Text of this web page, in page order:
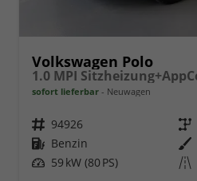
Volkswagen Polo
sofort lieferbar Neuwagen
Fahrzeugnr. 94926 Getriebe
Kraftstoff Benzin Außenfarbe
Leistung 59 kW (80 PS) Kilometerstand